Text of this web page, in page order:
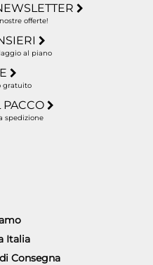
offerte!
al piano
gratuito
PACCO
spedizione
Italia
Consegna